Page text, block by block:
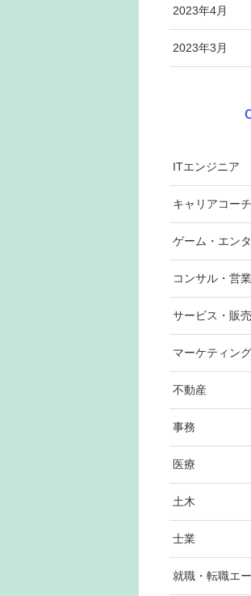
2023年4月
2023年3月
ITエンジニア
キャリアコー
ゲーム・エン
コンサル・営業
サービス・販売
マーケティング
不動産
事務
医療
土木
士業
就職・転職エ